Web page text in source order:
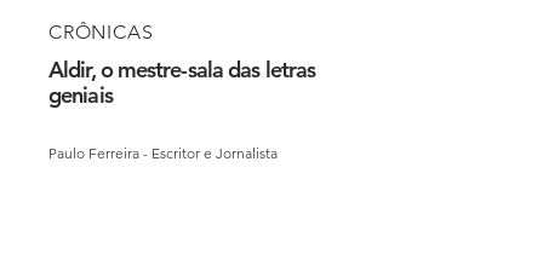
CRÔNICAS
Aldir, o mestre-sala das letras
geniais
Paulo Ferreira - Escritor e Jornalista